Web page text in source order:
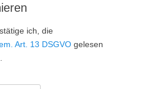
ich, die
Art. 13 DSGVO gelesen